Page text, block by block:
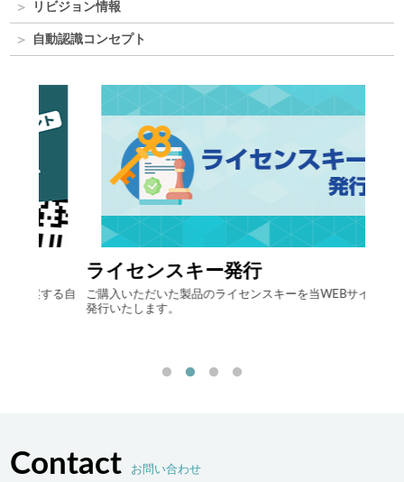
リビジョン情報
自動認識コンセプト
ライセンスキー発行
ご購入いただいた製品のライセンスキーを当WEBサイト上で
発行いたします。
Contact お問い合わせ